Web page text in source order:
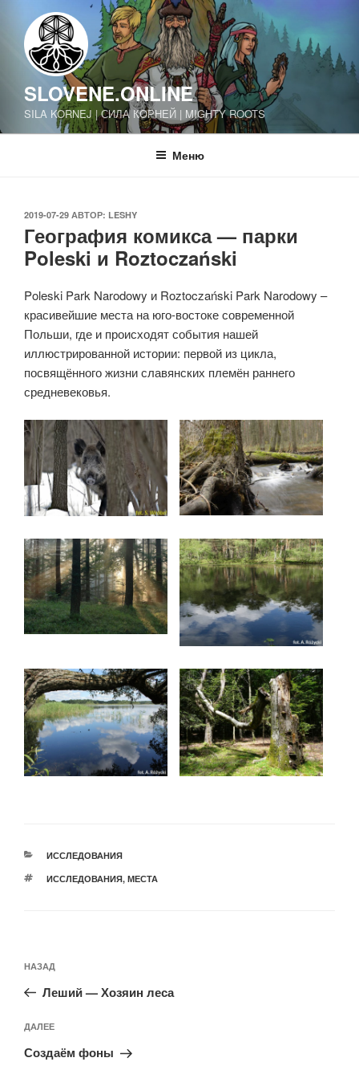
содержимому
SLOVENE.ONLINE
SILA KORNEJ | СИЛА КОРНЕЙ | MIGHTY ROOTS
Меню
ОПУБЛИКОВАНО
2019-07-29 АВТОР: LESHY
География комикса — парки
Poleski и Roztoczański
Poleski Park Narodowy и Roztoczański Park Narodowy –
красивейшие места на юго-востоке современной
Польши, где и происходят события нашей
иллюстрированной истории: первой из цикла,
посвящённого жизни славянских племён раннего
средневековья.
РУБРИКИ
ИССЛЕДОВАНИЯ
МЕТКИ
ИССЛЕДОВАНИЯ, МЕСТА
по
записям
Предыдущая
запись:
НАЗАД
Леший — Хозяин леса
Следующая
запись
ДАЛЕЕ
Создаём фоны